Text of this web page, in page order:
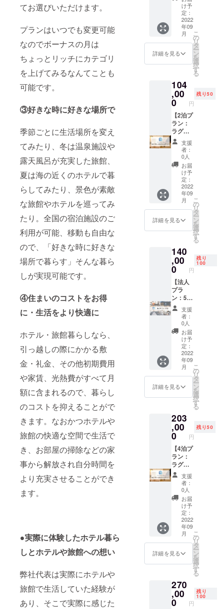
てお選びいただけます。
プランはいつでも変更可能
なのでボーナスの月は
ちょっとリッチにカテゴリ
を上げてみるなんてことも
可能です。
③好きな時に好きな場所で
季節ごとに生活場所を変え
てみたり、冬は温泉施設や
露天風呂が充実した旅館、
夏は海の近くのホテルで暮
らしてみたり、景色が素敵
な旅館やホテルを巡ってみ
たり。全国の宿泊施設のご
利用が可能、移動も自由な
ので、「好きな時に好きな
場所で暮らす」そんな暮ら
しが実現可能です。
④住まいのコストをお得
に・生活をより快適に
ホテル・旅館暮らしなら、
引っ越しの際にかかる敷
金・礼金、その他初期費用
や家賃、光熱費がすべて月
額に含まれるので、暮らし
のコストを抑えることがで
きます。なおかつホテルや
旅館の快適な空間で生活で
き、お部屋の掃除などの家
事から解放され自分時間を
より充実させることができ
ます。
●実際に体験したホテル暮ら
しとホテルや旅館への想い
弊社代表は実際にホテルや
旅館で生活していた経験が
あり、そこで実際に感じた
ご連絡
くださ
い。
さい。
※客室の
空き状
況によ
りご希
ご予約
いただ
場合が
ござい
ます。
宿泊希
望日が
お決ま
りにな
りまし
たらお
早めに
ご連絡
くださ
い。
ルモン
トホテ
ル ●イ
ビス大
阪梅田
●イビス
スタイ
ルズ大
ビーチ
サイド
ホテル
※1支援
につ
き、原
則1名様
が対象
となり
ます。
ホテル
によっ
ては2名
宿泊で
きる場
合もあ
で、必
要な場
わせく
ださ
い。 ※
客室タ
イプに
よっ
て、ホ
テルカ
テゴリ
が変わ
るた
め、宿
泊申し
込み時
にお問
い合わ
さい。
※客室の
りご希
望日に
ご予約
いただ
けない
場合が
ござい
ます。
宿泊希
望日が
お決ま
りにな
りまし
たらお
早めに
ご連絡
い。
用可能
ホテル
数：7
利用可
能なお
部屋の
種類
リア：
北海
道・東
京・大
阪・沖
縄 ご利
用可能
期間：
2023年
7月31日
まで
【宿泊
可能な
施設】
●フレイ
ザース
イート
赤坂
KOTONI
●HOTE
L
LITTLE
BIRD
OKU-
ASAKU
SA ●浅
草橋ベ
ルモン
トホテ
ル ●イ
ビス大
阪梅田
●イビス
スタイ
ルズ大
阪難波
ホテル
※客室タ
イプに
よっ
て、ホ
テルカ
テゴリ
が変わ
るた
め、宿
泊申し
込み時
にお問
い合わ
せくだ
さい。
※客室の
空き状
ご予約
いただ
けない
ラン（3
名）を
ご購入
いただ
くと通
常初月
のみの
約20％
割引が2
用とな
りま
す。 HP
経由で
の通常
予約で
は、初
月のみ
月3泊、
5泊、10
泊プラ
ンに関
して約
20％の
割引が
適用さ
れます
が、こ
の法人
プラン
示人数
分のプ
ラン割
引約
20％の
適用期
間を2年
間に延
長でき
るオプ
ション
（月3
泊、5
泊、10
泊プラ
ンが対
象）の
販売と
なりま
す。実
泊プラ
ン料金
は、HP
をご確
認くだ
さい
け予
定：
2022
年09
月
詳細を見る
こ
の
リ
タ
ー
ン
を
選
択
す
る
104
,00
0 円
残り50
【2泊プ
ラン：
ラグ
ジュア
リー】
CAMPF
IRE限定
ラグ
ジュア
リープ
ラン該
当のお
部屋の
中から
お好き
なお部
宿泊し
ていた
だけま
す。 ※
連泊・1
泊ずつ
分けて
のご利
用いず
れも可
能で
す。 利
用可能
ホテル
数：11
利用可
能なお
部屋の
種類
数：23
能なエ
リア：
北海
道・東
京・大
阪・京
都・沖
縄 ご利
用可能
期間：
2023年
7月31日
まで
【宿泊
可能な
施設】
●京町家
雅 釜座
邸 かみ
座庵 ●
雅 釜座
邸 しも
座庵 ●
京町家
支援
者：
0人
お届
け予
定：
2022
年09
月
詳細を見る
こ
の
リ
タ
ー
ン
を
選
択
す
る
140
,00
0 円
残り
100
【法人
プラ
ン：5
名】
CAMPF
IREにて
法人プ
ラン（5
名）を
ご購入
いただ
くと通
常初月
のみの
約20％
割引が2
用とな
りま
す。 HP
経由で
の通常
予約で
は、初
月のみ
月3泊、
5泊、10
泊プラ
ンに関
して約
20％の
割引が
適用さ
れます
が、こ
の法人
プラン
示人数
分のプ
ラン割
引約
支援
者：
0人
お届
け予
定：
2022
年09
月
詳細を見る
こ
の
リ
タ
ー
ン
を
選
択
す
る
203
,00
0 円
残り50
【4泊プ
ラン：
ラグ
ジュア
リー】
CAMPF
IRE限定
ラグ
ジュア
リープ
ラン該
当のお
部屋の
中から
お好き
なお部
宿泊し
ていた
だけま
す。 ※
支援
者：
0人
お届
け予
定：
2022
年09
月
詳細を見る
こ
の
リ
タ
ー
ン
を
選
択
す
る
270
,00
0 円
残り
100